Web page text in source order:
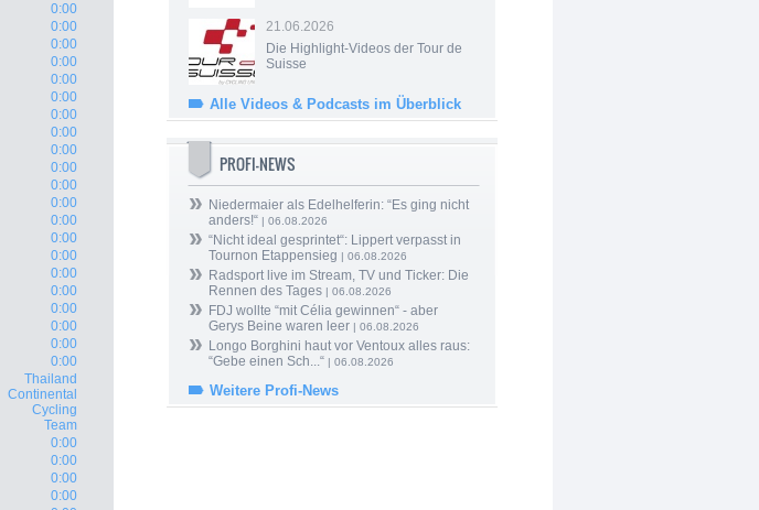
0:00
0:00
0:00
0:00
0:00
0:00
0:00
0:00
0:00
0:00
0:00
0:00
0:00
0:00
0:00
0:00
0:00
0:00
0:00
0:00
0:00
Thailand
Continental
Cycling
Team
0:00
0:00
0:00
0:00
21.06.2026
Die Highlight-Videos der Tour de
Suisse
Alle Videos & Podcasts im Überblick
PROFI-NEWS
Niedermaier als Edelhelferin: “Es ging nicht
anders!“ | 06.08.2026
“Nicht ideal gesprintet“: Lippert verpasst in
Tournon Etappensieg | 06.08.2026
Radsport live im Stream, TV und Ticker: Die
Rennen des Tages | 06.08.2026
FDJ wollte “mit Célia gewinnen“ - aber
Gerys Beine waren leer | 06.08.2026
Longo Borghini haut vor Ventoux alles raus:
“Gebe einen Sch...“ | 06.08.2026
Weitere Profi-News